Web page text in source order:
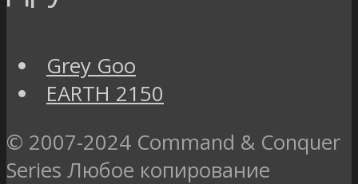
Grey Goo
EARTH 2150
© 2007-2024 Command & Conquer
Series Любое копирование